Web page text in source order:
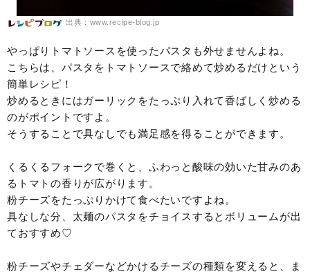
出典：www.recipe-blog.jp
やっぱりトマトソースを使ったパスタも外せませんよね。
こちらは、パスタをトマトソースで絡めて炒めるだけという
簡単レシピ！
炒めるときにはガーリックをたっぷり入れて香ばしく炒める
のがポイントですよ。
そうすることで具なしでも満足感を得ることができます。
くるくるフォークで巻くと、ふわっと酸味の効いた甘みのあ
るトマトの香りが広がります。
粉チーズをたっぷりかけて食べたいですよね。
具なしな分、太麺のパスタをチョイスするとボリュームが出
ておすすめ♡
粉チーズやチェダーなどかけるチーズの種類を変えると、ま